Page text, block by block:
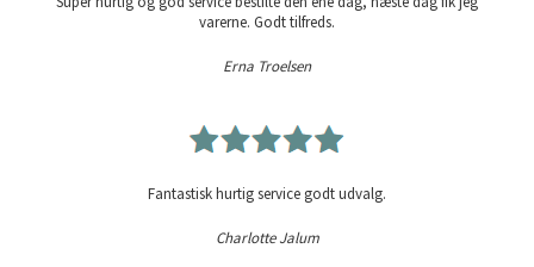
varerne. Godt tilfreds.
Erna Troelsen
Fantastisk hurtig service godt udvalg.
Charlotte Jalum